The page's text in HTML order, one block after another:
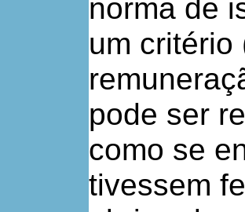
norma de
um critério
pode ser
como se
tivessem